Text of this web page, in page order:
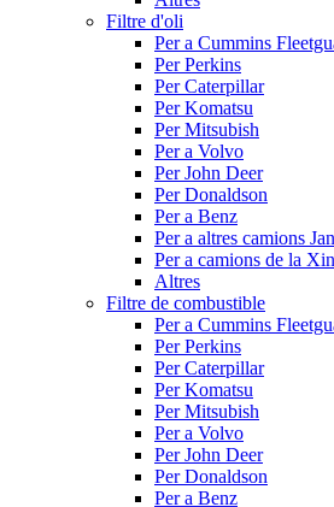
Filtre d'oli
Per a Cummins
Per Perkins
Per Caterpillar
Per Komatsu
Per Mitsubish
Per a Volvo
Per John Deer
Per Donaldson
Per a Benz
Per a altres camions
Per a camions de la
Altres
Filtre de combustible
Per a Cummins
Per Perkins
Per Caterpillar
Per Komatsu
Per Mitsubish
Per a Volvo
Per John Deer
Per Donaldson
Per a Benz